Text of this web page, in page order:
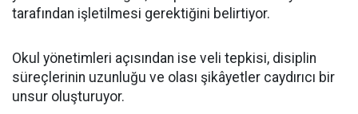
tarafından işletilmesi gerektiğini belirtiyor.
Okul yönetimleri açısından ise veli tepkisi, disiplin
süreçlerinin uzunluğu ve olası şikâyetler caydırıcı bir
unsur oluşturuyor.